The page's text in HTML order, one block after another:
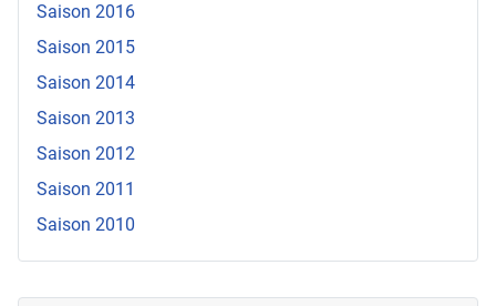
Saison 2016
Saison 2015
Saison 2014
Saison 2013
Saison 2012
Saison 2011
Saison 2010